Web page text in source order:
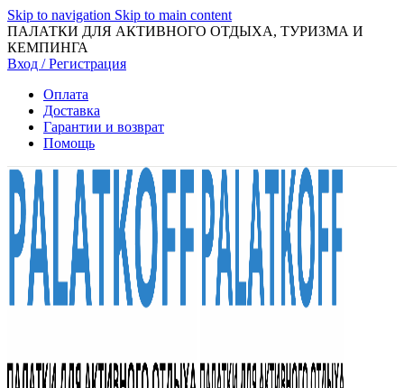
Skip to navigation Skip to main content
ПАЛАТКИ ДЛЯ АКТИВНОГО ОТДЫХА, ТУРИЗМА И
КЕМПИНГА
Вход / Регистрация
Оплата
Доставка
Гарантии и возврат
Помощь